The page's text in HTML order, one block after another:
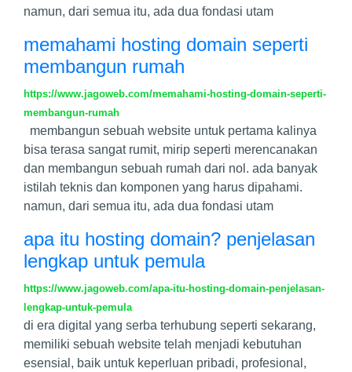
namun, dari semua itu, ada dua fondasi utam
memahami hosting domain seperti
membangun rumah
https://www.jagoweb.com/memahami-hosting-domain-seperti-
membangun-rumah
membangun sebuah website untuk pertama kalinya
bisa terasa sangat rumit, mirip seperti merencanakan
dan membangun sebuah rumah dari nol. ada banyak
istilah teknis dan komponen yang harus dipahami.
namun, dari semua itu, ada dua fondasi utam
apa itu hosting domain? penjelasan
lengkap untuk pemula
https://www.jagoweb.com/apa-itu-hosting-domain-penjelasan-
lengkap-untuk-pemula
di era digital yang serba terhubung seperti sekarang,
memiliki sebuah website telah menjadi kebutuhan
esensial, baik untuk keperluan pribadi, profesional,